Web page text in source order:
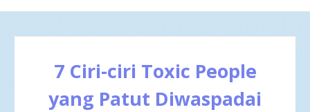
7 Ciri-ciri Toxic People
yang Patut Diwaspadai